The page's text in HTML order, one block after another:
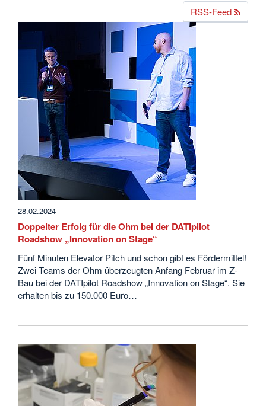
RSS-Feed
28.02.2024
Doppelter Erfolg für die Ohm bei der DATIpilot
Roadshow „Innovation on Stage“
Fünf Minuten Elevator Pitch und schon gibt es Fördermittel!
Zwei Teams der Ohm überzeugten Anfang Februar im Z-
Bau bei der DATIpilot Roadshow „Innovation on Stage“. Sie
erhalten bis zu 150.000 Euro…